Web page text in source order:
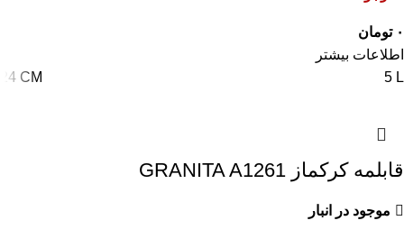
۰ تومان
اطلاعات بیشتر
5 L
24 CM
قابلمه کرکماز GRANITA A1261
موجود در انبار